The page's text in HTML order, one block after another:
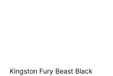
Kingston Fury Beast Black